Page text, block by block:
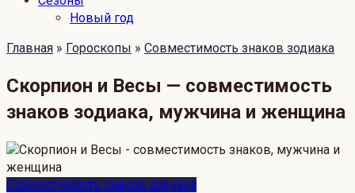
Новый год
Главная » Гороскопы » Совместимость знаков зодиака
Скорпион и Весы — совместимость
знаков зодиака, мужчина и женщина
Совместимость знаков зодиака